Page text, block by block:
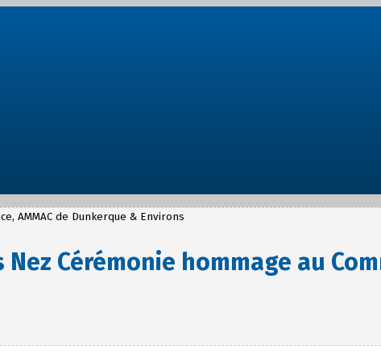
AMMAC de Dunkerque & Environs
Nez Cérémonie hommage au